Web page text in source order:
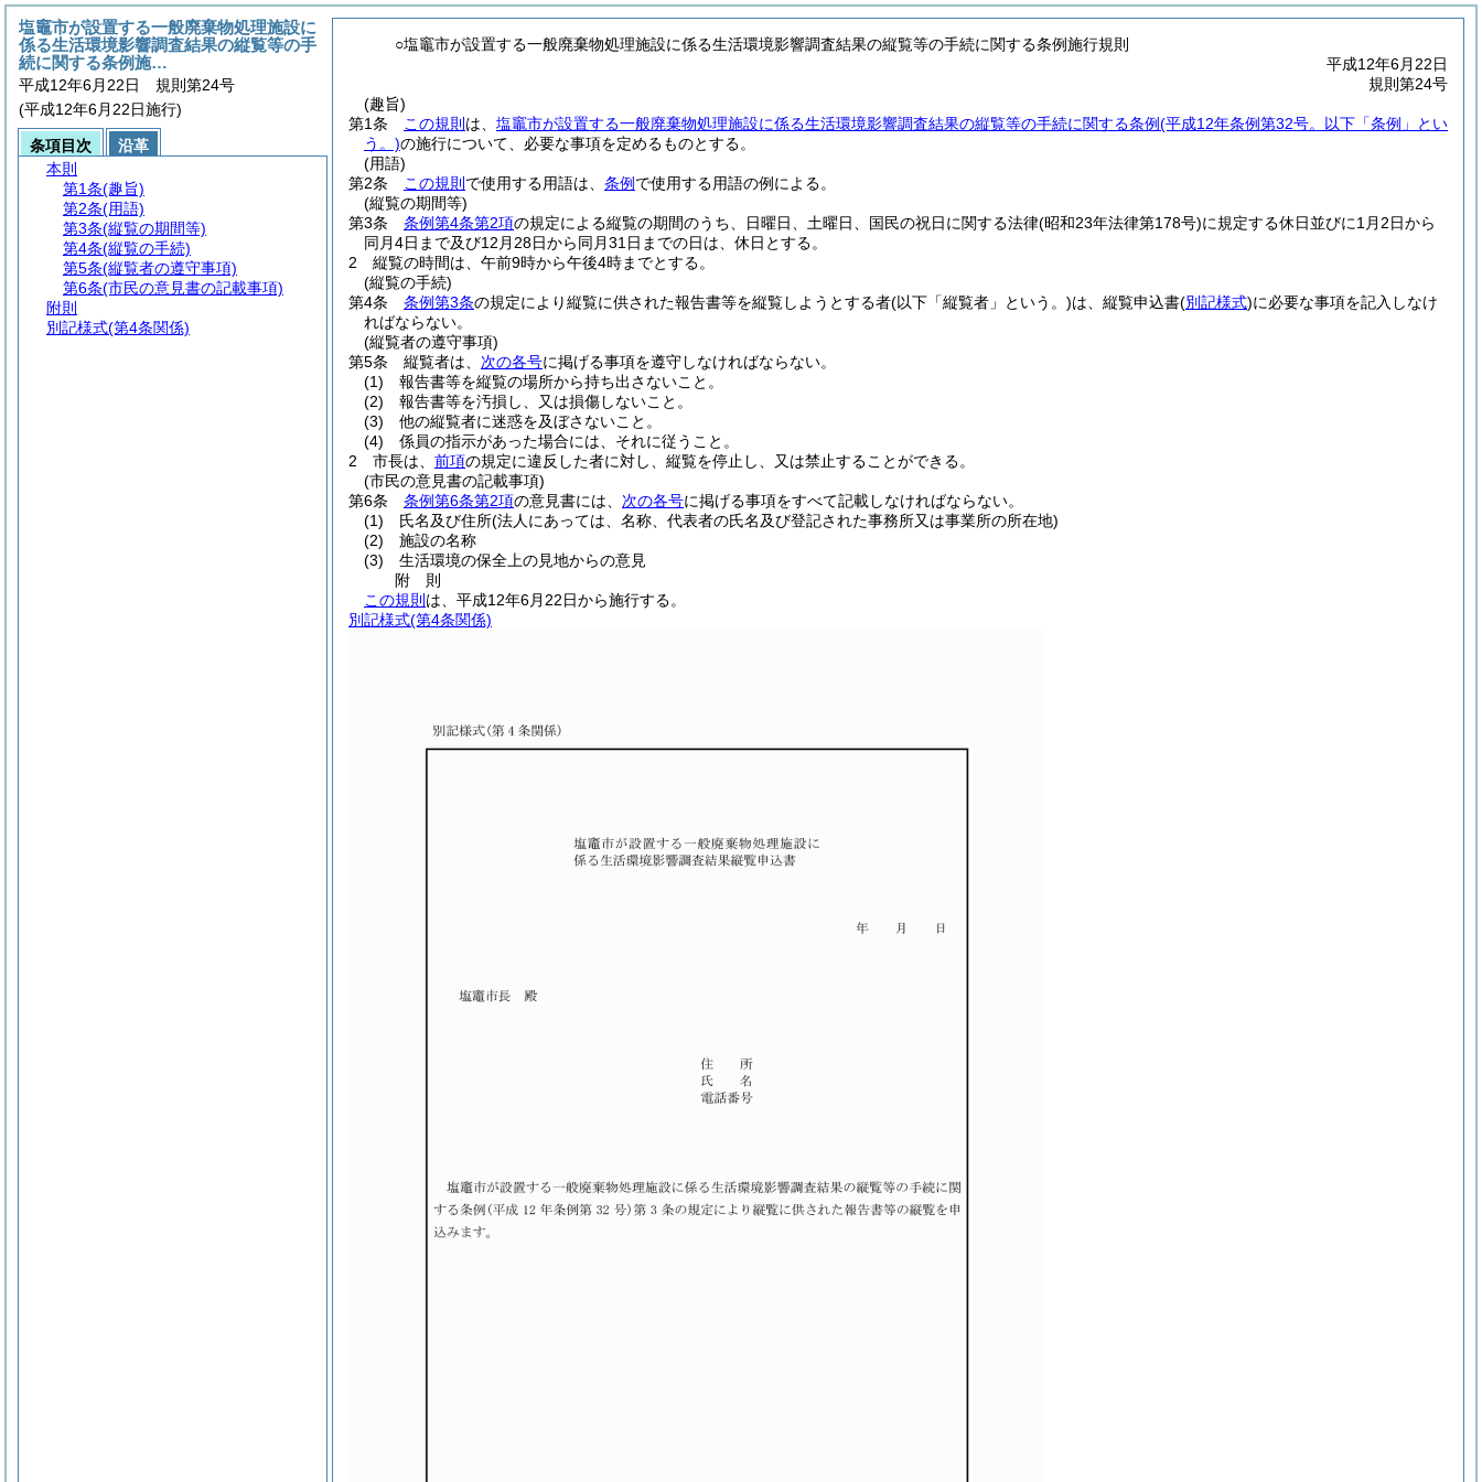
○塩竈市が設置する一般廃棄物処理施設に係る生活環境影響調査結果の縦覧等の手続に関する条例施行規則
平成12年6月22日
規則第24号
(趣旨)
第1条
この規則 は、 塩竈市が設置する一般廃棄物処理施設に係る生活環境影響調査結果の縦覧等の手続に関する条例(平成12年条例第32号。以下「条例」とい
う。)の施行について、必要な事項を定めるものとする。
(用語)
第2条
この規則 で使用する用語は、 条例 で使用する用語の例による。
(縦覧の期間等)
第3条
条例第4条第2項の規定による縦覧の期間のうち、日曜日、土曜日、国民の祝日に関する法律(昭和23年法律第178号)に規定する休日並びに1月2日から
同月4日まで及び12月28日から同月31日までの日は、休日とする。
2
縦覧の時間は、午前9時から午後4時までとする。
(縦覧の手続)
第4条
条例第3条の規定により縦覧に供された報告書等を縦覧しようとする者(以下「縦覧者」という。)は、縦覧申込書(別記様式)に必要な事項を記入しなけ
ればならない。
(縦覧者の遵守事項)
第5条
縦覧者は、 次の各号に掲げる事項を遵守しなければならない。
(1)
報告書等を縦覧の場所から持ち出さないこと。
(2)
報告書等を汚損し、又は損傷しないこと。
(3)
他の縦覧者に迷惑を及ぼさないこと。
(4)
係員の指示があった場合には、それに従うこと。
2
市長は、 前項の規定に違反した者に対し、縦覧を停止し、又は禁止することができる。
(市民の意見書の記載事項)
第6条
条例第6条第2項の意見書には、 次の各号に掲げる事項をすべて記載しなければならない。
(1)
氏名及び住所(法人にあっては、名称、代表者の氏名及び登記された事務所又は事業所の所在地)
(2)
施設の名称
(3)
生活環境の保全上の見地からの意見
附 則
この規則 は、平成12年6月22日から施行する。
別記様式(第4条関係)
塩竈市が設置する一般廃棄物処理施設に
係る生活環境影響調査結果の縦覧等の手
続に関する条例施…
平成12年6月22日 規則第24号
(平成12年6月22日施行)
条項目次
沿革
本則
第1条(趣旨)
第2条(用語)
第3条(縦覧の期間等)
第4条(縦覧の手続)
第5条(縦覧者の遵守事項)
第6条(市民の意見書の記載事項)
附則
別記様式(第4条関係)